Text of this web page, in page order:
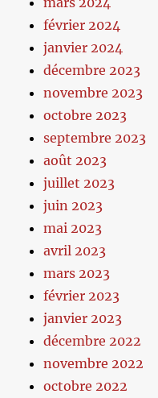
février 2024
janvier 2024
décembre 2023
novembre 2023
octobre 2023
septembre 2023
août 2023
juillet 2023
juin 2023
mai 2023
avril 2023
mars 2023
février 2023
janvier 2023
décembre 2022
novembre 2022
octobre 2022